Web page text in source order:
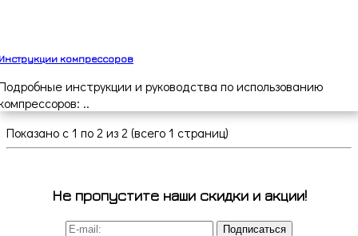
компрессоров
инструкции и руководства по использованию
..
Показано с 1 по 2 из 2 (всего 1 страниц)
Не пропустите наши скидки и акции!
Подписаться